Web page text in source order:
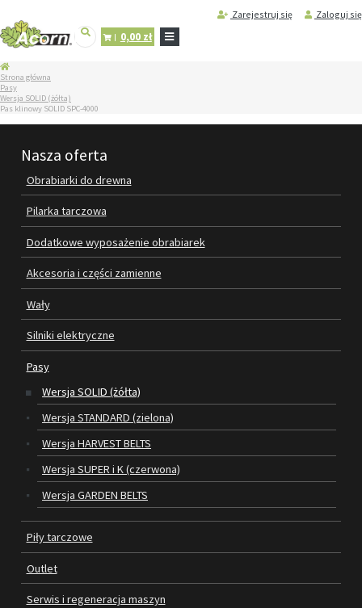
Zarejestruj się Zaloguj się
0,00 zł
STRONA
GŁÓWNA
SERWIS
MASZYN
OBRABIARKI DO DREWNA
DODATKOWE WYPOSAŻENIE
OBRABIAREK
AKCESORIA I CZĘŚCI ZAMIENNE
WAŁY
SILNIKI ELEKTRYCZNE
PIŁY TARCZOWE
OUTLET
SERWIS I REGENERACJA MASZYN
PROMOCJE
REGULAMIN
Strona główna
Pasy
Wersja SOLID (żółta)
Pas klinowy SOLID SPC-4000
Nasza oferta
Obrabiarki do drewna
Pilarka tarczowa
Dodatkowe wyposażenie obrabiarek
Akcesoria i części zamienne
Wały
Silniki elektryczne
Pasy
Wersja SOLID (żółta)
Wersja STANDARD (zielona)
Wersja HARVEST BELTS
Wersja SUPER i K (czerwona)
Wersja GARDEN BELTS
Piły tarczowe
Outlet
Serwis i regeneracja maszyn